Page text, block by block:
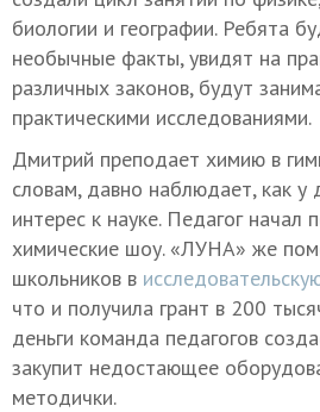
биологии и географии. Ребята
необычные факты, увидят на
различных законов, будут
практическими исследованиями.
Дмитрий преподает химию в
словам, давно наблюдает, как у
интерес к науке. Педагог начал
химические шоу. «ЛУНА» же
школьников в
что и получила грант в 200
деньги команда педагогов
закупит недостающее
методички.